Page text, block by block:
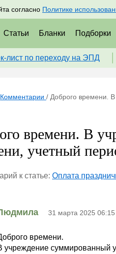
согласно Политике
Подписаться
Статьи Бланки Подборки
лист по переходу на ЭПД
Комментарии / Доброго времени.
времени. В
учетный
к статье: Оплата
31 марта 2025 06:15
времени.
учреждение суммированный